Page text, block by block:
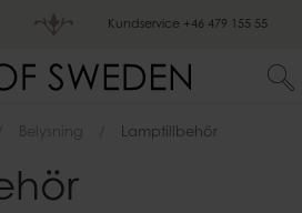
Kundservice +46 479 155 55
Belysning Lamptillbehör